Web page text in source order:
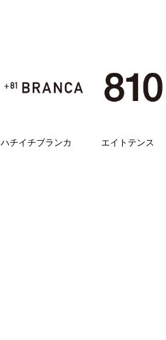
ハチイチブランカ エイトテンス